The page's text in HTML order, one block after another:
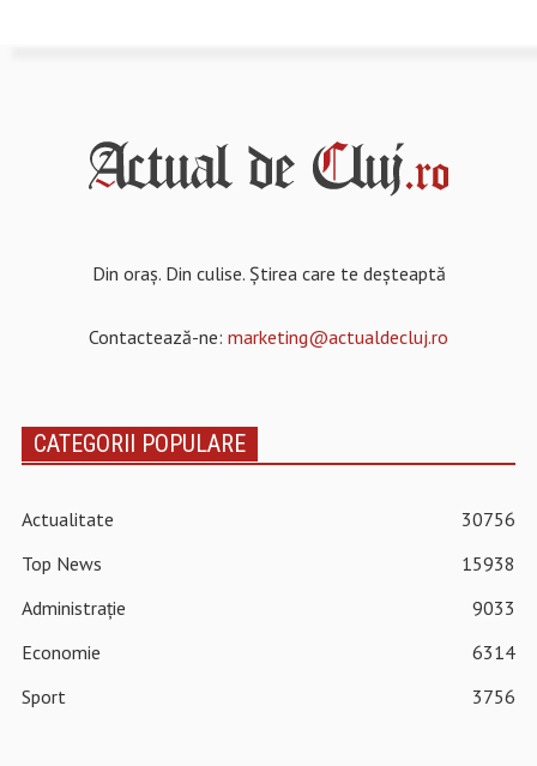
Din oraș. Din culise. Știrea care te deșteaptă
Contactează-ne: marketing@actualdecluj.ro
CATEGORII POPULARE
Actualitate
30756
Top News
15938
Administrație
9033
Economie
6314
Sport
3756